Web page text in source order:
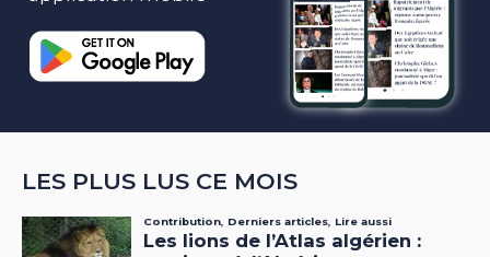
LES PLUS LUS CE MOIS